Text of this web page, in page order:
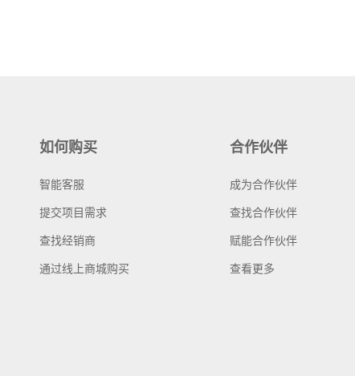
如何购买
智能客服
提交项目需求
查找经销商
通过线上商城购买
合作伙伴
成为合作伙伴
查找合作伙伴
赋能合作伙伴
查看更多